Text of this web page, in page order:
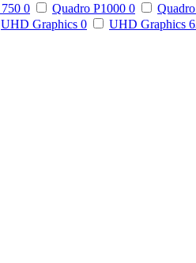
0 Quadro P1000 0
UHD Graphics 0 UHD Graphics